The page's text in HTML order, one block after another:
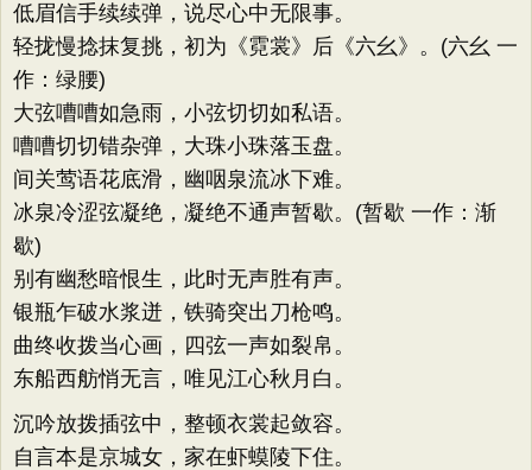
低眉信手续续弹，说尽心中无限事。
轻拢慢捻抹复挑，初为《霓裳》后《六幺》。(六幺 一
作：绿腰)
大弦嘈嘈如急雨，小弦切切如私语。
嘈嘈切切错杂弹，大珠小珠落玉盘。
间关莺语花底滑，幽咽泉流冰下难。
冰泉冷涩弦凝绝，凝绝不通声暂歇。(暂歇 一作：渐
歇)
别有幽愁暗恨生，此时无声胜有声。
银瓶乍破水浆迸，铁骑突出刀枪鸣。
曲终收拨当心画，四弦一声如裂帛。
东船西舫悄无言，唯见江心秋月白。
沉吟放拨插弦中，整顿衣裳起敛容。
自言本是京城女，家在虾蟆陵下住。